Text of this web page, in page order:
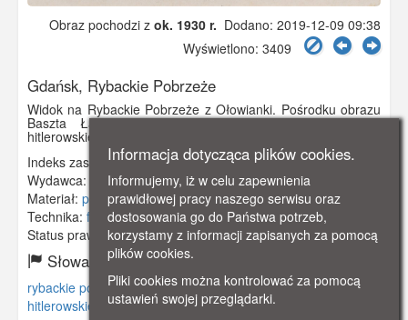
Obraz pochodzi z ok. 1930 r. Dodano: 2019-12-09 09:38
Wyświetlono: 3409
Gdańsk, Rybackie Pobrzeże
Widok na Rybackie Pobrzeże z Ołowianki. Pośrodku obrazu
Baszta Łabędź. Na fotografii rzucające się w oczy
hitlerowskie flagi.
Indeks zasobu:GSP02203
Wydawca:
ANTIEK/ Foto-Reinke, Danzig
Materiał: pocztówka
Technika: fotografia barwna
Status prawny:Użycie Niekomercyjne
Słowa kluczowe:
rybackie pobrzeże ,baszta łabędź ,ołowianka, niemcy,
hitlerowskie
Informacja dotycząca plików cookies.
Informujemy, iż w celu zapewnienia
prawidłowej pracy naszego serwisu oraz
dostosowania go do Państwa potrzeb,
korzystamy z informacji zapisanych za pomocą
plików cookies.
Pliki cookies można kontrolować za pomocą
ustawień swojej przeglądarki.